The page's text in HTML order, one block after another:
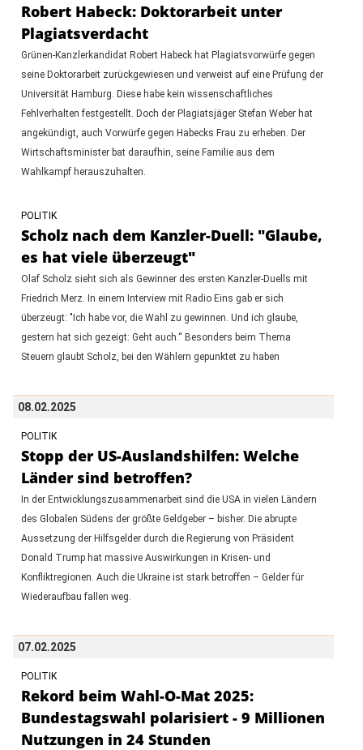
Robert Habeck: Doktorarbeit unter
Plagiatsverdacht
Grünen-Kanzlerkandidat Robert Habeck hat Plagiatsvorwürfe gegen
seine Doktorarbeit zurückgewiesen und verweist auf eine Prüfung der
Universität Hamburg. Diese habe kein wissenschaftliches
Fehlverhalten festgestellt. Doch der Plagiatsjäger Stefan Weber hat
angekündigt, auch Vorwürfe gegen Habecks Frau zu erheben. Der
Wirtschaftsminister bat daraufhin, seine Familie aus dem
Wahlkampf herauszuhalten.
POLITIK
Scholz nach dem Kanzler-Duell: "Glaube,
es hat viele überzeugt"
Olaf Scholz sieht sich als Gewinner des ersten Kanzler-Duells mit
Friedrich Merz. In einem Interview mit Radio Eins gab er sich
überzeugt: "Ich habe vor, die Wahl zu gewinnen. Und ich glaube,
gestern hat sich gezeigt: Geht auch.“ Besonders beim Thema
Steuern glaubt Scholz, bei den Wählern gepunktet zu haben
08.02.2025
POLITIK
Stopp der US-Auslandshilfen: Welche
Länder sind betroffen?
In der Entwicklungszusammenarbeit sind die USA in vielen Ländern
des Globalen Südens der größte Geldgeber – bisher. Die abrupte
Aussetzung der Hilfsgelder durch die Regierung von Präsident
Donald Trump hat massive Auswirkungen in Krisen- und
Konfliktregionen. Auch die Ukraine ist stark betroffen – Gelder für
Wiederaufbau fallen weg.
07.02.2025
POLITIK
Rekord beim Wahl-O-Mat 2025:
Bundestagswahl polarisiert - 9 Millionen
Nutzungen in 24 Stunden